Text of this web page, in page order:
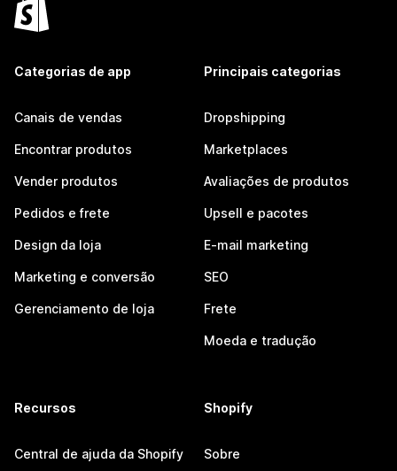
Categorias de app
Canais de vendas
Encontrar produtos
Vender produtos
Pedidos e frete
Design da loja
Marketing e conversão
Gerenciamento de loja
Principais categorias
Dropshipping
Marketplaces
Avaliações de produtos
Upsell e pacotes
E-mail marketing
SEO
Frete
Moeda e tradução
Recursos
Central de ajuda da Shopify
Shopify
Sobre